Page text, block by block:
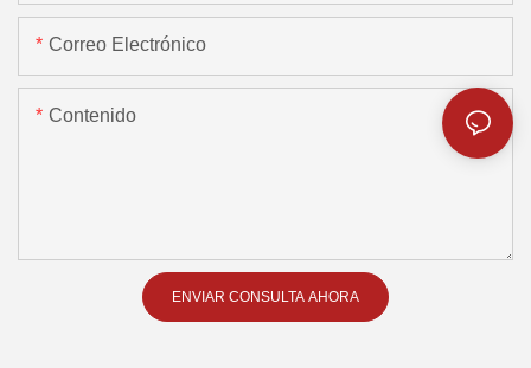
Correo Electrónico
Contenido
ENVIAR CONSULTA AHORA